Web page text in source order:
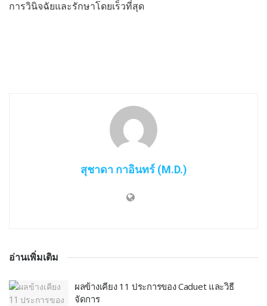
การวินิจฉัยและรักษาโดยเร็วที่สุด
สุชาดา กาอินทร์ (M.D.)
อ่านเพิ่มเติม
ผลข้างเคียง 11 ประการของ Caduet และวิธี
จัดการ